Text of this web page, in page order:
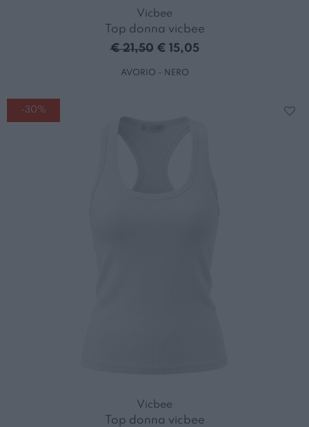
Vicbee
Top donna vicbee
€ 21,50 € 15,05
AVORIO - NERO
-30%
Vicbee
Top donna vicbee